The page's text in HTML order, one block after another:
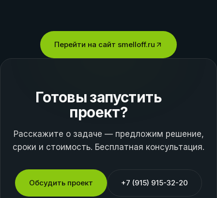
Перейти на сайт smelloff.ru
Готовы запустить
проект?
Расскажите о задаче — предложим решение,
сроки и стоимость. Бесплатная консультация.
Обсудить проект +7 (915) 915-32-20